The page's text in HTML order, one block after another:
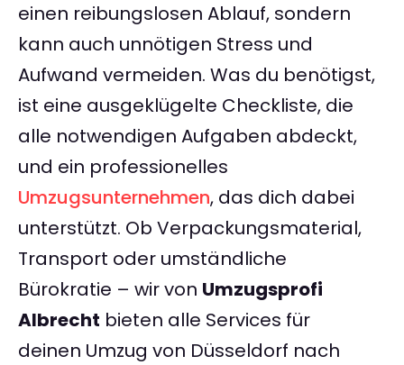
einen reibungslosen Ablauf, sondern
kann auch unnötigen Stress und
Aufwand vermeiden. Was du benötigst,
ist eine ausgeklügelte Checkliste, die
alle notwendigen Aufgaben abdeckt,
und ein professionelles
Umzugsunternehmen, das dich dabei
unterstützt. Ob Verpackungsmaterial,
Transport oder umständliche
Bürokratie – wir von Umzugsprofi
Albrecht bieten alle Services für
deinen Umzug von Düsseldorf nach